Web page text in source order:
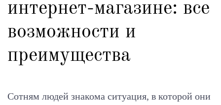
интернет-магазине: все
возможности и
преимущества
Сотням людей знакома ситуация, в которой они